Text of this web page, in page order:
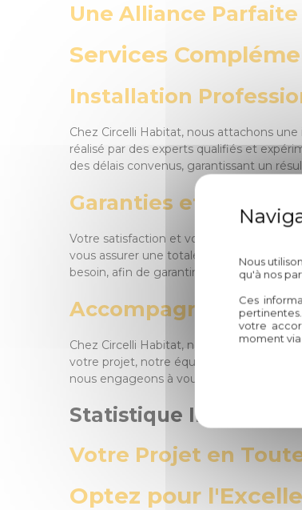
Une Alliance
Services
Installation
Chez Circelli Habitat, nous attachons
réalisé par des experts qualifiés et
des délais convenus, garantissant un
Garanties et Service
Votre satisfaction et votre tranquillité
vous assurer une totale sérénité. De
besoin, afin de garantir le bon
Accompagnement
Chez Circelli Habitat, nous croyons en
votre projet, notre équipe est à vos
nous engageons à vous fournir un
Statistique
Votre Projet en
Optez pour
Nous
qu'à nos
Ces
votre
moment